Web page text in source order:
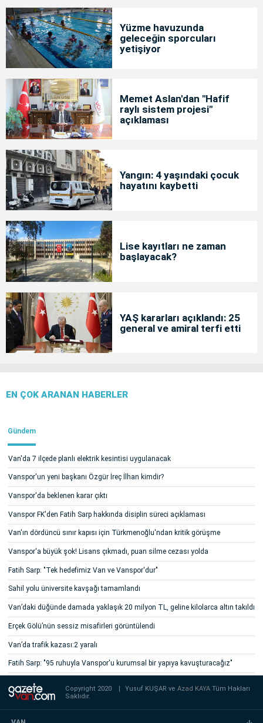
Yüzme havuzunda
geleceğin sporcuları
yetişiyor
Memet Aslan'dan "Hafif
raylı sistem projesi"
açıklaması
Yangın: 4 yaşındaki çocuk
hayatını kaybetti
Lise kayıtları ne zaman
başlayacak?
YAŞ kararları açıklandı: 25
general ve amiral terfi etti
EN ÇOK ARANAN HABERLER
Gündem
Van'da 7 ilçede planlı elektrik kesintisi uygulanacak
Vanspor'un yeni başkanı Özgür İreç İlhan kimdir?
Vanspor'da beklenen karar çıktı
Vanspor FK'den Fatih Sarp hakkında disiplin süreci açıklaması
Van'ın dördüncü sınır kapısı için Türkmenoğlu'ndan kritik görüşme
Vanspor'a büyük şok! Lisans çıkmadı, puan silme cezası yolda
Fatih Sarp: "Tek hedefimiz Van ve Vanspor'dur"
Sahil yolu üniversite kavşağı tamamlandı
Van’daki düğünde damada yaklaşık 20 milyon TL, geline kilolarca altın takıldı
Erçek Gölü’nün sessiz misafirleri görüntülendi
Van’da trafik kazası:2 yaralı
Fatih Sarp: "95 ruhuyla Vanspor'u kurumsal bir yapıya kavuşturacağız"
Copyright 2020 | Yusuf KUŞAR veAzad KAYATüm Hakları
Saklıdır.